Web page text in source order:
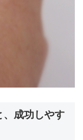
、成功しやす